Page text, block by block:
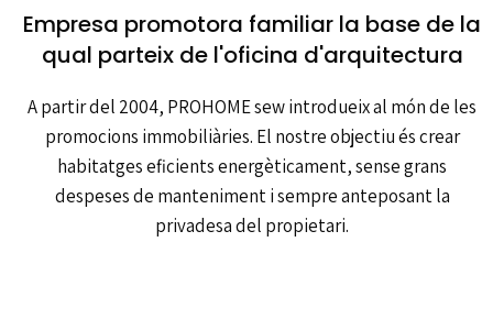
Empresa promotora familiar la base de la
qual parteix de l'oficina d'arquitectura
A partir del 2004, PROHOME sew introdueix al món de les
promocions immobiliàries. El nostre objectiu és crear
habitatges eficients energèticament, sense grans
despeses de manteniment i sempre anteposant la
privadesa del propietari.